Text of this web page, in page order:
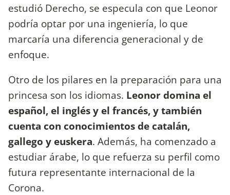
estudió Derecho, se especula con que Leonor
podría optar por una ingeniería, lo que
marcaría una diferencia generacional y de
enfoque.
Otro de los pilares en la preparación para una
princesa son los idiomas. Leonor domina el
español, el inglés y el francés, y también
cuenta con conocimientos de catalán,
gallego y euskera. Además, ha comenzado a
estudiar árabe, lo que refuerza su perfil como
futura representante internacional de la
Corona.